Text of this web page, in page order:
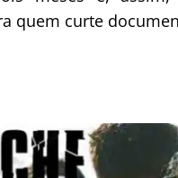
quem curte